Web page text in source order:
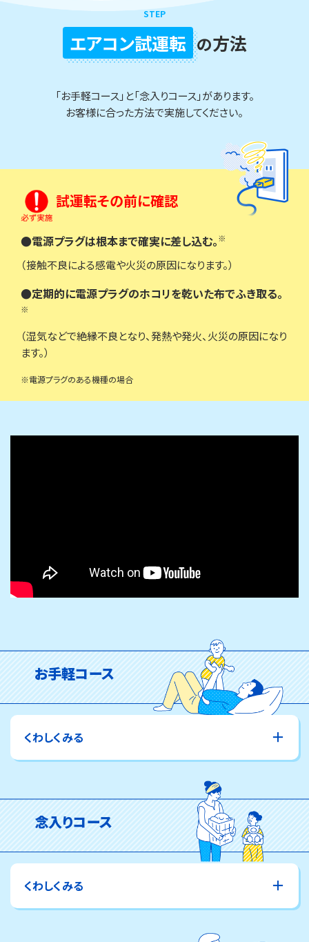
STEP
エアコン試運転 の方法
「お手軽コース」と「念入りコース」があります。
お客様に合った方法で実施してください。
試運転その前に確認
●電源プラグは根本まで確実に差し込む。※
（接触不良による感電や火災の原因になります。）
●定期的に電源プラグのホコリを乾いた布でふき取る。
※
（湿気などで絶縁不良となり、発熱や発火、火災の原因になり
ます。）
※電源プラグのある機種の場合
お手軽コース
くわしくみる
※機種によって最低温度は異なります。
★電源プラグはコンセントに差し込まれていますか？
念入りコース
くわしくみる